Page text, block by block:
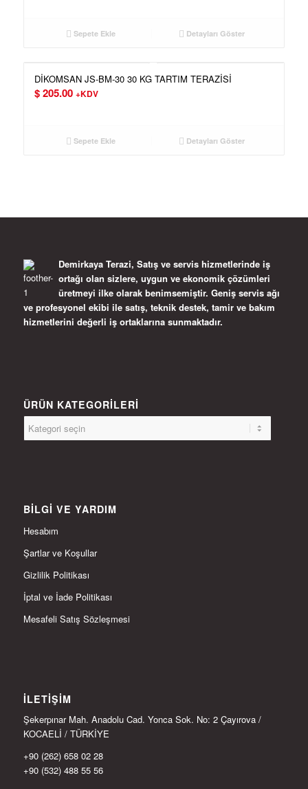
Sepete Ekle Detayları Göster
DİKOMSAN JS-BM-30 30 KG TARTIM TERAZİSİ
$205.00 +KDV
Sepete Ekle Detayları Göster
Demirkaya Terazi, Satış ve servis hizmetlerinde iş
ortağı olan sizlere, uygun ve ekonomik çözümleri
üretmeyi ilke olarak benimsemiştir. Geniş servis ağı
ve profesyonel ekibi ile satış, teknik destek, tamir ve bakım
hizmetlerini değerli iş ortaklarına sunmaktadır.
ÜRÜN KATEGORILERI
BILGI VE YARDIM
Hesabım
Şartlar ve Koşullar
Gizlilik Politikası
İptal ve İade Politikası
Mesafeli Satış Sözleşmesi
İLETIŞIM
Şekerpınar Mah. Anadolu Cad. Yonca Sok. No: 2 Çayırova /
KOCAELİ / TÜRKİYE
+90 (262) 658 02 28
+90 (532) 488 55 56